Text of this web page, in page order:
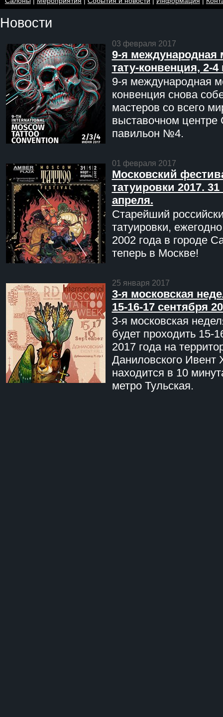
Новости
03 февраля 2017
9-я международная
тату-конвенция, 2-
9-я международная
конвенция снова
мастеров со всего
выставочном центре
павильон №4.
01 февраля 2017
Московский
татуировки 2017. 31
апреля.
Старейший
татуировки,
2002 года в городе
теперь в Москве!
25 января 2017
3-я московская
15-16-17 сентября
3-я московская
будет проходить 15-
2017 года на
Даниловского Ивент
находится в 10
метро Тульская.